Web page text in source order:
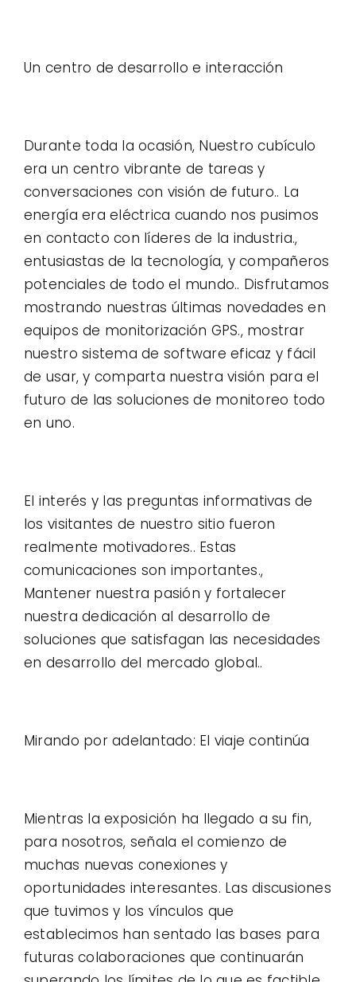
Un centro de desarrollo e interacción
Durante toda la ocasión, Nuestro cubículo
era un centro vibrante de tareas y
conversaciones con visión de futuro.. La
energía era eléctrica cuando nos pusimos
en contacto con líderes de la industria.,
entusiastas de la tecnología, y compañeros
potenciales de todo el mundo.. Disfrutamos
mostrando nuestras últimas novedades en
equipos de monitorización GPS., mostrar
nuestro sistema de software eficaz y fácil
de usar, y comparta nuestra visión para el
futuro de las soluciones de monitoreo todo
en uno.
El interés y las preguntas informativas de
los visitantes de nuestro sitio fueron
realmente motivadores.. Estas
comunicaciones son importantes.,
Mantener nuestra pasión y fortalecer
nuestra dedicación al desarrollo de
soluciones que satisfagan las necesidades
en desarrollo del mercado global..
Mirando por adelantado: El viaje continúa
Mientras la exposición ha llegado a su fin,
para nosotros, señala el comienzo de
muchas nuevas conexiones y
oportunidades interesantes. Las discusiones
que tuvimos y los vínculos que
establecimos han sentado las bases para
futuras colaboraciones que continuarán